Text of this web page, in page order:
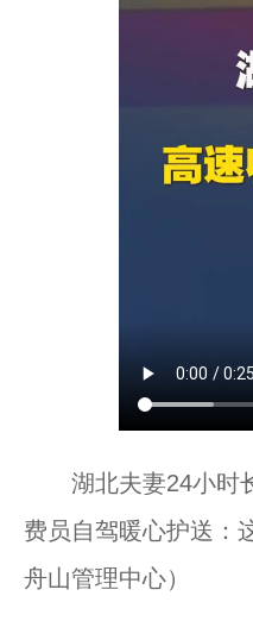
湖北夫妻24小时长
费员自驾暖心护送：
舟山管理中心）